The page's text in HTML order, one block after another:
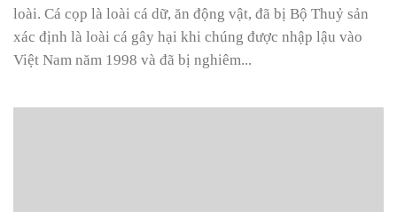
loài. Cá cọp là loài cá dữ, ăn động vật, đã bị Bộ Thuỷ sản
xác định là loài cá gây hại khi chúng được nhập lậu vào
Việt Nam năm 1998 và đã bị nghiêm...